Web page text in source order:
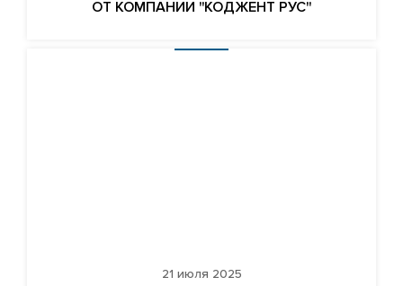
ОТ КОМПАНИИ "КОДЖЕНТ РУС"
21 июля 2025